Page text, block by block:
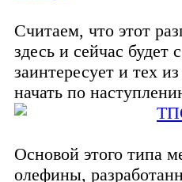
Считаем, что этот
здесь и сейчас
заинтересует и тех
начать по
Основой этого типа
олефины,